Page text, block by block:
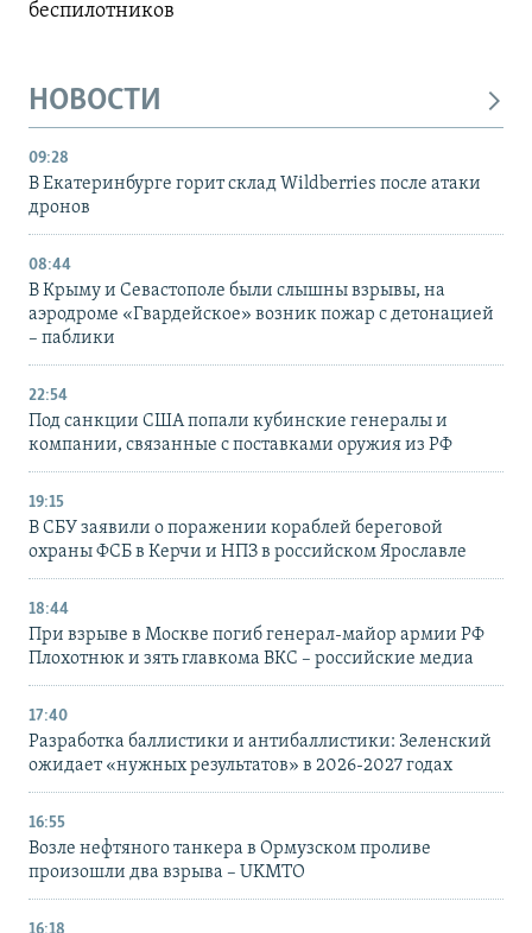
беспилотников
НОВОСТИ
09:28
В Екатеринбурге горит склад Wildberries после атаки
дронов
08:44
В Крыму и Севастополе были слышны взрывы, на
аэродроме «Гвардейское» возник пожар с детонацией
– паблики
22:54
Под санкции США попали кубинские генералы и
компании, связанные с поставками оружия из РФ
19:15
В СБУ заявили о поражении кораблей береговой
охраны ФСБ в Керчи и НПЗ в российском Ярославле
18:44
При взрыве в Москве погиб генерал-майор армии РФ
Плохотнюк и зять главкома ВКС – российские медиа
17:40
Разработка баллистики и антибаллистики: Зеленский
ожидает «нужных результатов» в 2026-2027 годах
16:55
Возле нефтяного танкера в Ормузском проливе
произошли два взрыва – UKMTO